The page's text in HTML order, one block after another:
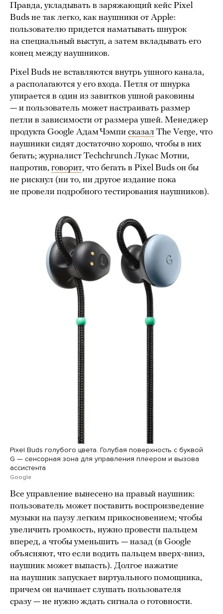
Правда, укладывать в заряжающий кейс Pixel
Buds не так легко, как наушники от Apple:
пользователю придется наматывать шнурок
на специальный выступ, а затем вкладывать его
конец между наушников.
Pixel Buds не вставляются внутрь ушного канала,
а располагаются у его входа. Петля от шнурка
упирается в один из завитков ушной раковины
— и пользователь может настраивать размер
петли в зависимости от размера ушей. Менеджер
продукта Google Адам Чэмпи сказал The Verge, что
наушники сидят достаточно хорошо, чтобы в них
бегать; журналист Techchrunch Лукас Мотни,
напротив, говорит, что бегать в Pixel Buds он бы
не рискнул (ни то, ни другое издание пока
не провели подробного тестирования наушников).
Pixel Buds голубого цвета. Голубая поверхность с буквой
G — сенсорная зона для управления плеером и вызова
ассистента
Google
Все управление вынесено на правый наушник:
пользователь может поставить воспроизведение
музыки на паузу легким прикосновением; чтобы
увеличить громкость, нужно провести пальцем
вперед, а чтобы уменьшить — назад (в Google
объясняют, что если водить пальцем вверх-вниз,
наушник может выпасть). Долгое нажатие
на наушник запускает виртуального помощника,
причем он начинает слушать пользователя
сразу — не нужно ждать сигнала о готовности.